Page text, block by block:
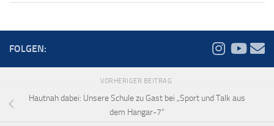
FOLGEN:
VORHERIGER BEITRAG
Hautnah dabei: Unsere Schule zu Gast bei „Sport und Talk aus
dem Hangar-7“